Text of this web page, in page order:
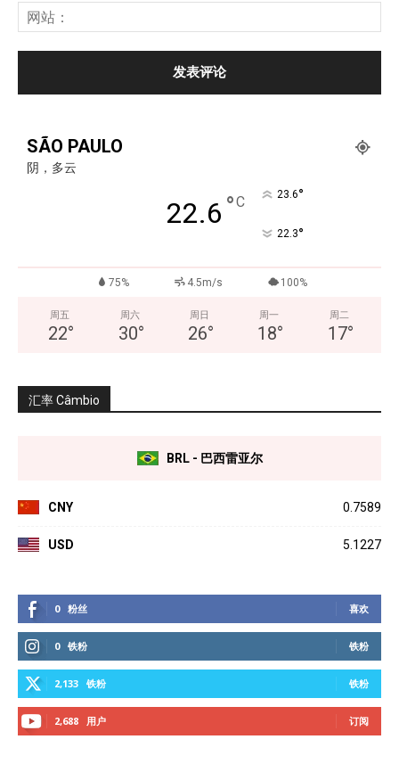
SÃO PAULO
阴，多云
22.6 °C 23.6°
22.3°
75% 4.5m/s 100%
周五
22°
周六
30°
周日
26°
周一
18°
周二
17°
汇率 Câmbio
BRL - 巴西雷亚尔
CNY 0.7589
USD 5.1227
0 粉丝 喜欢
0 铁粉 铁粉
2,133 铁粉 铁粉
2,688 用户 订阅